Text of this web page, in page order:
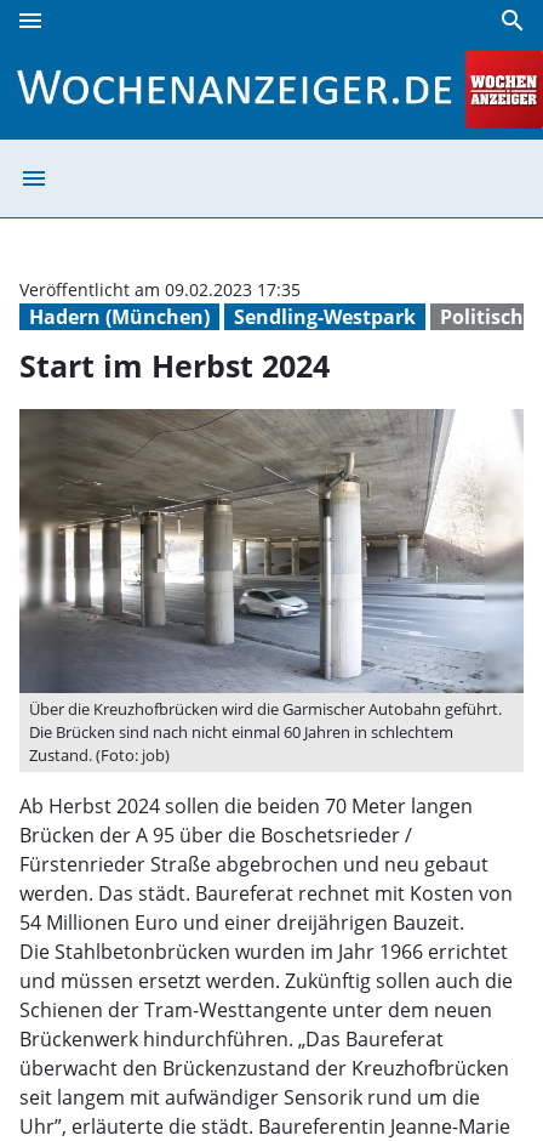
menu search
menu
Hadern (München) Sendling-Westpark Politische
Veröffentlicht am 09.02.2023 17:35
Start im Herbst 2024
Über die Kreuzhofbrücken wird die Garmischer Autobahn geführt.
Die Brücken sind nach nicht einmal 60 Jahren in schlechtem
Zustand. (Foto: job)
Ab Herbst 2024 sollen die beiden 70 Meter langen
Brücken der A 95 über die Boschetsrieder /
Fürstenrieder Straße abgebrochen und neu gebaut
werden. Das städt. Baureferat rechnet mit Kosten von
54 Millionen Euro und einer dreijährigen Bauzeit.
Die Stahlbetonbrücken wurden im Jahr 1966 errichtet
und müssen ersetzt werden. Zukünftig sollen auch die
Schienen der Tram-Westtangente unter dem neuen
Brückenwerk hindurchführen. „Das Baureferat
überwacht den Brückenzustand der Kreuzhofbrücken
seit langem mit aufwändiger Sensorik rund um die
Uhr”, erläuterte die städt. Baureferentin Jeanne-Marie